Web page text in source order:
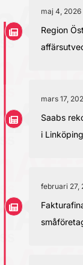
maj 4, 2026
Region
mars 17,
Saabs
i Linköping
februari 27,